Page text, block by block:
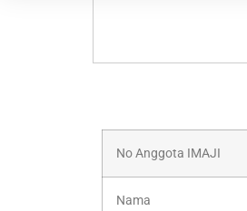
No Anggota IMAJI
Nama